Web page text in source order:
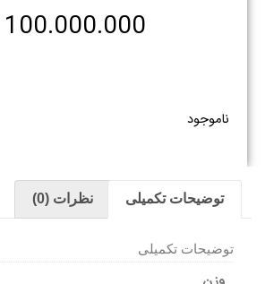
100.000.000
ناموجود
توضیحات تکمیلی نظرات (0)
توضیحات تکمیلی